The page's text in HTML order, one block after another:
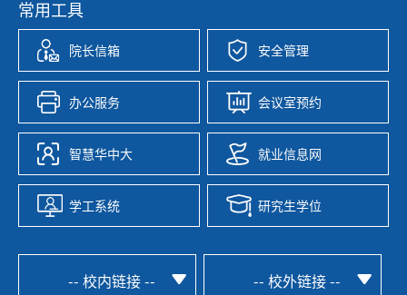
常用工具
院长信箱 安全管理
办公服务 会议室预约
智慧华中大 就业信息网
学工系统 研究生学位
-- 校内链接 -- -- 校外链接 --